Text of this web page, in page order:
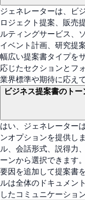
ジェネレーターは、ビ
ロジェクト提案、販売
ルティングサービス、
イベント計画、研究提
幅広い提案書タイプを
応じたセクションとフ
業界標準や期待に応えて
ビジネス提案書のト
はい、ジェネレーター
ンオプションを提供し
ル、会話形式、説得力
ーンから選択できます
要因を追加して提案書
ルは全体のドキュメン
したコミュニケーショ